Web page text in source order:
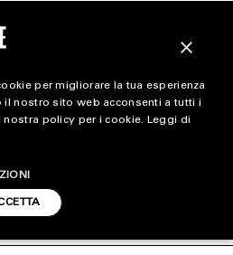
magazine
STYLESOLDOUTSERVICE
×
per migliorare la tua esperienza
il nostro sito web acconsenti a tutti i
policy per i cookie. Leggi di